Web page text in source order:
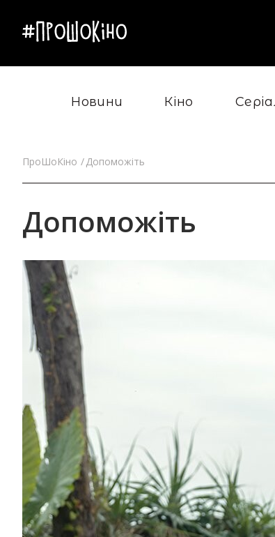
Новини Кіно
ПроШоКіно Допоможіть
Допоможіть
При чому тут “Трикутник смутку”?